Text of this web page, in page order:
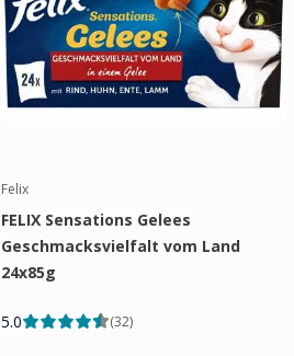
Felix
FELIX Sensations Gelees
Geschmacksvielfalt vom Land
24x85g
5.0 (32)